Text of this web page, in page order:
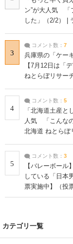
ン”が大人気 「
した」（2/2） |
3
コメント数： 7
兵庫県の「ケー
【7月12日は「
ねとらぼリサー
4
コメント数： 5
「北海道土産と
人気 「こんな
北海道 ねとらぼ
5
コメント数： 3
【バレーボー
している「日本
票実施中】（投
カテゴリ一覧